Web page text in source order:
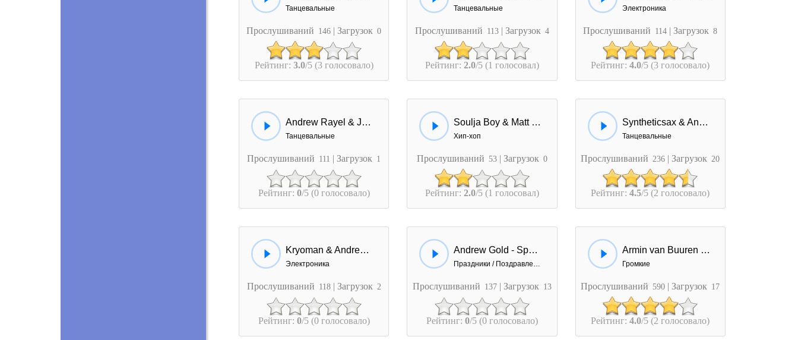
Танцевальные
Прослушиваний 146 | Загрузок 0
Рейтинг: 3.0/5 (3 голосовало)
Танцевальные
Прослушиваний 113 | Загрузок 4
Рейтинг: 2.0/5 (1 голосовал)
Электроника
Прослушиваний 114 | Загрузок 8
Рейтинг:4.0/5 (3 голосовало)
Andrew Rayel & Jwaydan - Until The End
Танцевальные
Прослушиваний 111 | Загрузок 1
Рейтинг: 0/5 (0 голосовало)
Soulja Boy & Matt & Kim & Andrew W.K. - Im A Goner
Хип-хоп
Прослушиваний 53 | Загрузок 0
Рейтинг: 2.0/5 (1 голосовал)
Syntheticsax & Andrew S.Mile - Лезгинка
Танцевальные
Прослушиваний 236 | Загрузок 20
Рейтинг:4.5/5 (2 голосовало)
Kryoman & Andrew Cole - Darkness
Электроника
Прослушиваний 118 | Загрузок 2
Рейтинг: 0/5 (0 голосовало)
Andrew Gold - Spooky Scary Skeletons
Праздники / Поздравления
Прослушиваний 137 | Загрузок 13
Рейтинг: 0/5 (0 голосовало)
Armin van Buuren & Andrew Rayel - Eiforya
Громкие
Прослушиваний 590 | Загрузок 17
Рейтинг:4.0/5 (2 голосовало)